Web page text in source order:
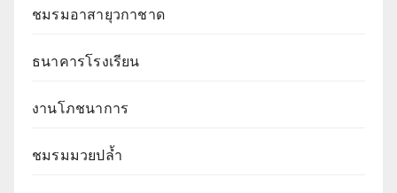
ชมรมอาสายุวกาชาด
ธนาคารโรงเรียน
งานโภชนาการ
ชมรมมวยปล้ำ